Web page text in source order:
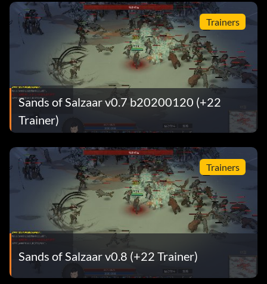
Trainers
Sands of Salzaar v0.7 b20200120 (+22
Trainer)
Trainers
Sands of Salzaar v0.8 (+22 Trainer)